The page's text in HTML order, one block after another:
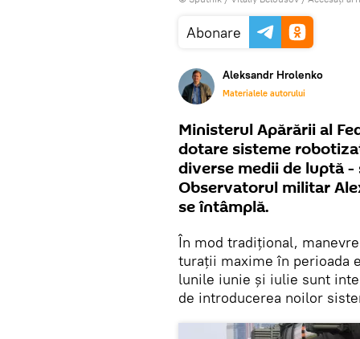
Abonare
Aleksandr Hrolenko
Materialele autorului
Ministerul Apărării al
dotare sisteme
diverse medii de luptă -
Observatorul militar
se întâmplă.
În mod tradițional,
turații maxime în perioada
lunile iunie și iulie sunt
de introducerea noilor